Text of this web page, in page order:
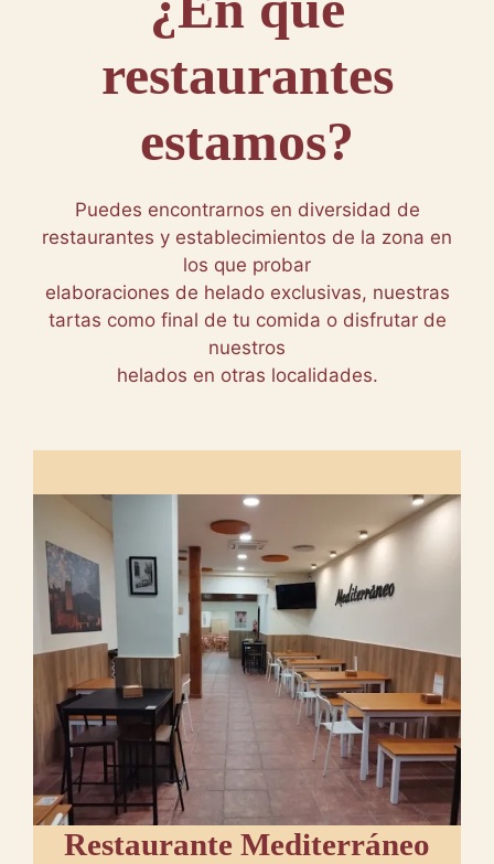
restaurantes
estamos?
Puedes encontrarnos en diversidad de
restaurantes y establecimientos de la zona en
los que probar
elaboraciones de helado exclusivas, nuestras
tartas como final de tu comida o disfrutar de
nuestros
helados en otras localidades.
Restaurante Mediterráneo